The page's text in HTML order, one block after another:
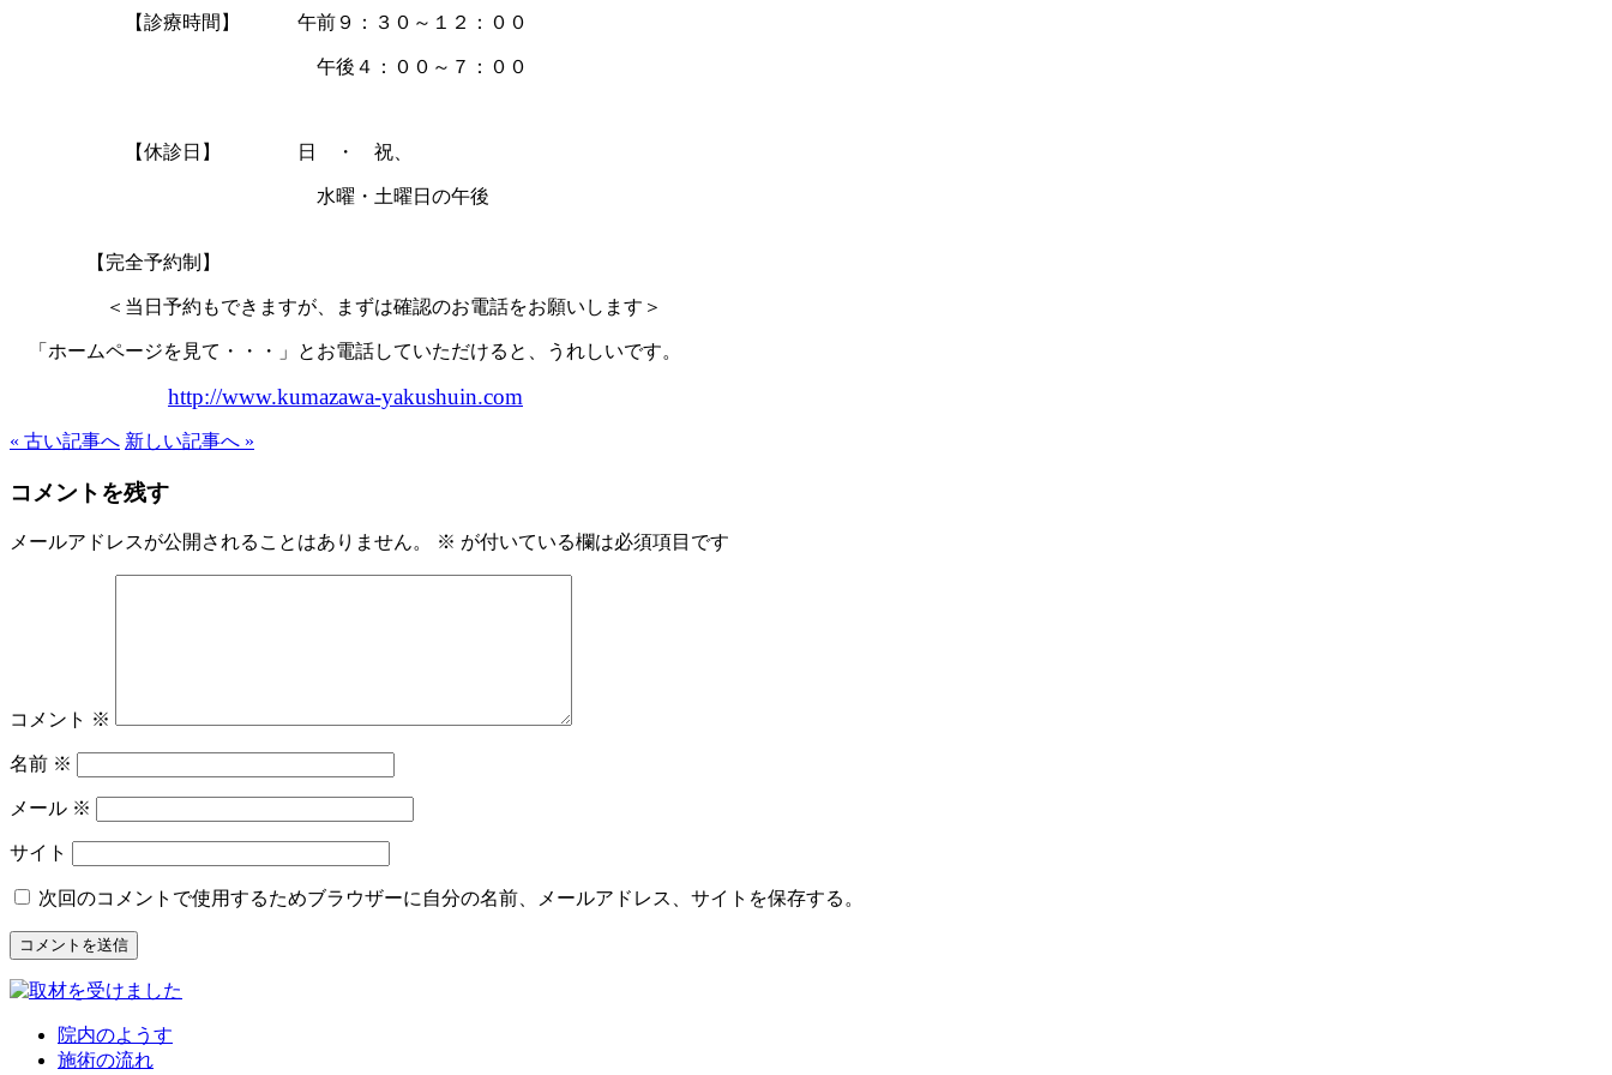
【診療時間】 午前９：３０～１２：００
午後４：００～７：００
【休診日】 日 ・ 祝、
水曜・土曜日の午後
【完全予約制】
＜当日予約もできますが、まずは確認のお電話をお願いします＞
「ホームページを見て・・・」とお電話していただけると、うれしいです。
http://www.kumazawa-yakushuin.com
« 古い記事へ 新しい記事へ »
コメントを残す
メールアドレスが公開されることはありません。 ※ が付いている欄は必須項目です
コメント ※
名前 ※
メール ※
サイト
次回のコメントで使用するためブラウザーに自分の名前、メールアドレス、サイトを保存する。
院内のようす
施術の流れ